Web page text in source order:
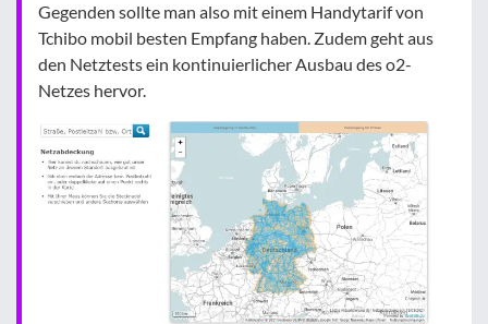
Gegenden sollte man also mit einem Handytarif von
Tchibo mobil besten Empfang haben. Zudem geht aus
den Netztests ein kontinuierlicher Ausbau des o2-
Netzes hervor.